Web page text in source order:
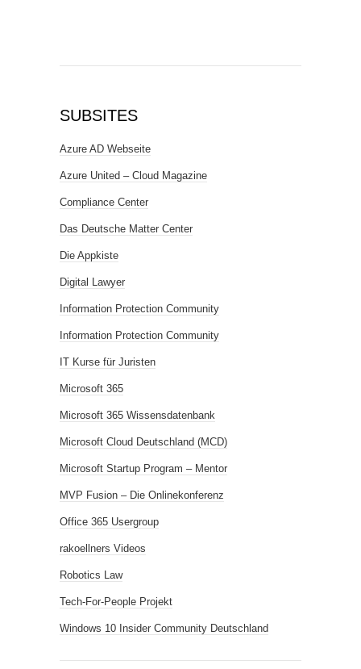
SUBSITES
Azure AD Webseite
Azure United – Cloud Magazine
Compliance Center
Das Deutsche Matter Center
Die Appkiste
Digital Lawyer
Information Protection Community
Information Protection Community
IT Kurse für Juristen
Microsoft 365
Microsoft 365 Wissensdatenbank
Microsoft Cloud Deutschland (MCD)
Microsoft Startup Program – Mentor
MVP Fusion – Die Onlinekonferenz
Office 365 Usergroup
rakoellners Videos
Robotics Law
Tech-For-People Projekt
Windows 10 Insider Community Deutschland